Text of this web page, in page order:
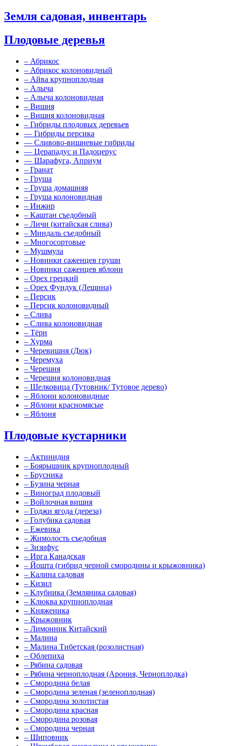
Земля садовая, инвентарь
Плодовые деревья
– Абрикос
– Абрикос колоновидный
– Айва крупноплодная
– Алыча
– Алыча колоновидная
– Вишня
– Вишня колоновидная
– Гибриды плодовых деревьев
–– Гибриды персика
–– Сливово-вишневые гибриды
–– Церападус и Падоцерус
–– Шарафуга, Априум
– Гранат
– Груша
– Груша домашняя
– Груша колоновидная
– Инжир
– Каштан съедобный
– Личи (китайская слива)
– Миндаль съедобный
– Многосортовые
– Мушмула
– Новинки саженцев груши
– Новинки саженцев яблони
– Орех грецкий
– Орех Фундук (Лещина)
– Персик
– Персик колоновидный
– Слива
– Слива колоновидная
– Тёрн
– Хурма
– Черевишня (Дюк)
– Черемуха
– Черешня
– Черешня колоновидная
– Шелковица (Тутовник/ Тутовое дерево)
– Яблони колоновидные
– Яблони красномясые
– Яблоня
Плодовые кустарники
– Актинидия
– Боярышник крупноплодный
– Брусника
– Бузина черная
– Виноград плодовый
– Войлочная вишня
– Годжи ягода (дереза)
– Голубика садовая
– Ежевика
– Жимолость съедобная
– Зизифус
– Ирга Канадская
– Йошта (гибрид черной смородины и крыжовника)
– Калина садовая
– Кизил
– Клубника (Земляника садовая)
– Клюква крупноплодная
– Княженика
– Крыжовник
– Лимонник Китайский
– Малина
– Малина Тибетская (розолистная)
– Облепиха
– Рябина садовая
– Рябина черноплодная (Арония, Черноплодка)
– Смородина белая
– Смородина зеленая (зеленоплодная)
– Смородина золотистая
– Смородина красная
– Смородина розовая
– Смородина черная
– Шиповник